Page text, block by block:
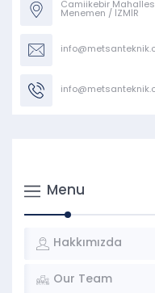
Camiikebir Mahallesi
Menemen / İZMİR
Menu
Hakkımızda
Our Team